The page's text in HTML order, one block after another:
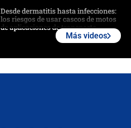
Desde dermatitis hasta infecciones:
los riesgos de usar cascos de motos
de aplicaciones de transporte
Más videos